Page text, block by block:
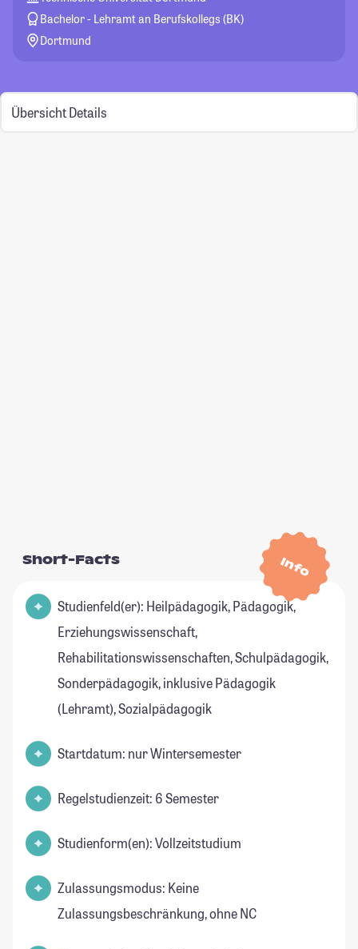
Bachelor - Lehramt an Berufskollegs (BK)
Dortmund
Übersicht Details
Info
Short-Facts
Studienfeld(er): Heilpädagogik, Pädagogik,
Erziehungswissenschaft,
Rehabilitationswissenschaften, Schulpädagogik,
Sonderpädagogik, inklusive Pädagogik
(Lehramt), Sozialpädagogik
Startdatum: nur Wintersemester
Regelstudienzeit: 6 Semester
Studienform(en): Vollzeitstudium
Zulassungsmodus: Keine
Zulassungsbeschränkung, ohne NC